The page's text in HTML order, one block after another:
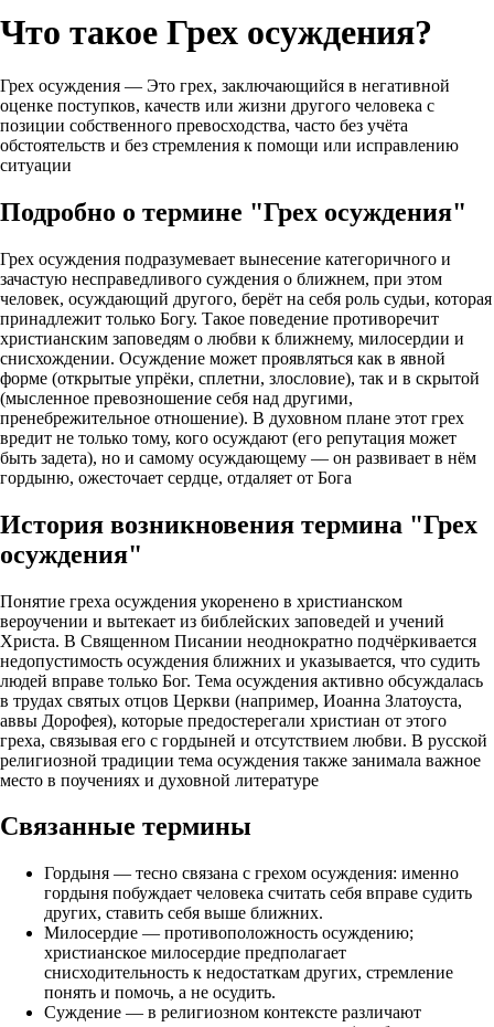
Что такое Грех осуждения?
Грех осуждения — Это грех, заключающийся в негативной
оценке поступков, качеств или жизни другого человека с
позиции собственного превосходства, часто без учёта
обстоятельств и без стремления к помощи или исправлению
ситуации
Подробно о термине "Грех осуждения"
Грех осуждения подразумевает вынесение категоричного и
зачастую несправедливого суждения о ближнем, при этом
человек, осуждающий другого, берёт на себя роль судьи, которая
принадлежит только Богу. Такое поведение противоречит
христианским заповедям о любви к ближнему, милосердии и
снисхождении. Осуждение может проявляться как в явной
форме (открытые упрёки, сплетни, злословие), так и в скрытой
(мысленное превозношение себя над другими,
пренебрежительное отношение). В духовном плане этот грех
вредит не только тому, кого осуждают (его репутация может
быть задета), но и самому осуждающему — он развивает в нём
гордыню, ожесточает сердце, отдаляет от Бога
История возникновения термина "Грех
осуждения"
Понятие греха осуждения укоренено в христианском
вероучении и вытекает из библейских заповедей и учений
Христа. В Священном Писании неоднократно подчёркивается
недопустимость осуждения ближних и указывается, что судить
людей вправе только Бог. Тема осуждения активно обсуждалась
в трудах святых отцов Церкви (например, Иоанна Златоуста,
аввы Дорофея), которые предостерегали христиан от этого
греха, связывая его с гордыней и отсутствием любви. В русской
религиозной традиции тема осуждения также занимала важное
место в поучениях и духовной литературе
Связанные термины
Гордыня — тесно связана с грехом осуждения: именно
гордыня побуждает человека считать себя вправе судить
других, ставить себя выше ближних.
Милосердие — противоположность осуждению;
христианское милосердие предполагает
снисходительность к недостаткам других, стремление
понять и помочь, а не осудить.
Суждение — в религиозном контексте различают